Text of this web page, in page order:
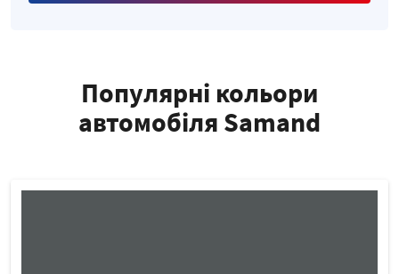
Популярні кольори
автомобіля Samand